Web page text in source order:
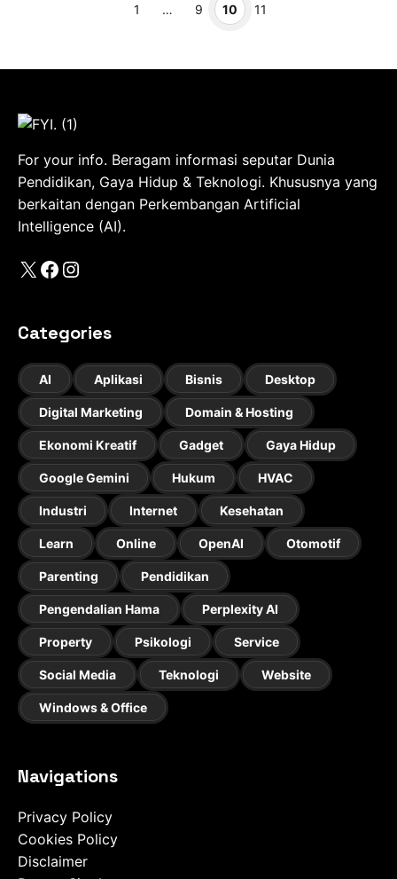
Page
1 … Page
9 Page
10 Page
11
For your info. Beragam informasi seputar Dunia
Pendidikan, Gaya Hidup & Teknologi. Khususnya yang
berkaitan dengan Perkembangan Artificial
Intelligence (AI).
X Facebook
Instagram
Categories
AI Aplikasi Bisnis Desktop
Digital Marketing Domain & Hosting
Ekonomi Kreatif Gadget Gaya Hidup
Google Gemini Hukum HVAC
Industri Internet Kesehatan
Learn Online OpenAI Otomotif
Parenting Pendidikan
Pengendalian Hama Perplexity AI
Property Psikologi Service
Social Media Teknologi Website
Windows & Office
Navigations
Privacy Policy
Cookies Policy
Disclaimer